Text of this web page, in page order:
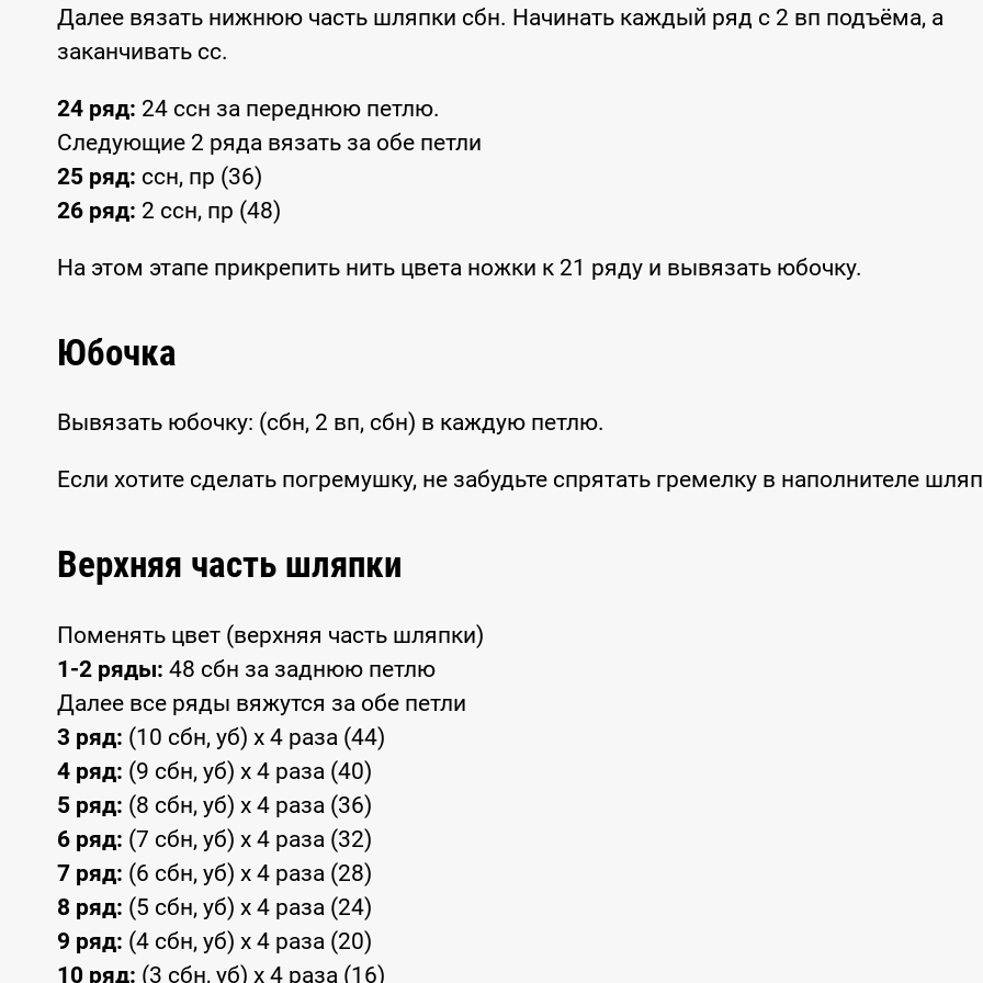
Далее вязать нижнюю часть шляпки сбн. Начинать каждый ряд с 2 вп подъёма, а
заканчивать сс.
24 ряд: 24 ссн за переднюю петлю.
Следующие 2 ряда вязать за обе петли
25 ряд: ссн, пр (36)
26 ряд: 2 ссн, пр (48)
На этом этапе прикрепить нить цвета ножки к 21 ряду и вывязать юбочку.
Юбочка
Вывязать юбочку: (сбн, 2 вп, сбн) в каждую петлю.
Если хотите сделать погремушку, не забудьте спрятать гремелку в наполнителе
Верхняя часть шляпки
Поменять цвет (верхняя часть шляпки)
1-2 ряды: 48 сбн за заднюю петлю
Далее все ряды вяжутся за обе петли
3 ряд: (10 сбн, уб) x 4 раза (44)
4 ряд: (9 сбн, уб) x 4 раза (40)
5 ряд: (8 сбн, уб) x 4 раза (36)
6 ряд: (7 сбн, уб) x 4 раза (32)
7 ряд: (6 сбн, уб) x 4 раза (28)
8 ряд: (5 сбн, уб) x 4 раза (24)
9 ряд: (4 сбн, уб) x 4 раза (20)
10 ряд: (3 сбн, уб) x 4 раза (16)